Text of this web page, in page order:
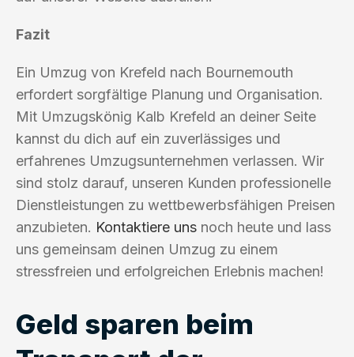
Fazit
Ein Umzug von Krefeld nach Bournemouth
erfordert sorgfältige Planung und Organisation.
Mit Umzugskönig Kalb Krefeld an deiner Seite
kannst du dich auf ein zuverlässiges und
erfahrenes Umzugsunternehmen verlassen. Wir
sind stolz darauf, unseren Kunden professionelle
Dienstleistungen zu wettbewerbsfähigen Preisen
anzubieten. Kontaktiere uns noch heute und lass
uns gemeinsam deinen Umzug zu einem
stressfreien und erfolgreichen Erlebnis machen!
Geld sparen beim